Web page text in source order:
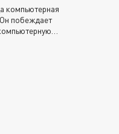
компьютерная
побеждает